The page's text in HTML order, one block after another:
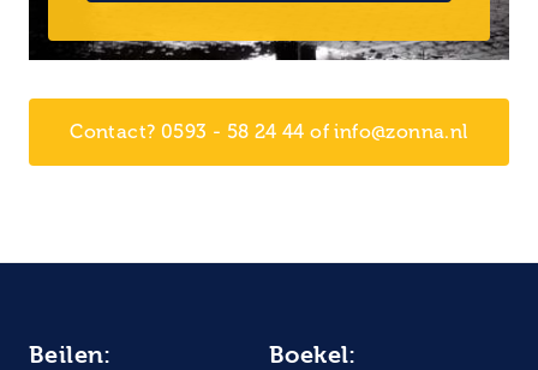
Contact? 0593 - 58 24 44 of info@zonna.nl
Beilen: Boekel: